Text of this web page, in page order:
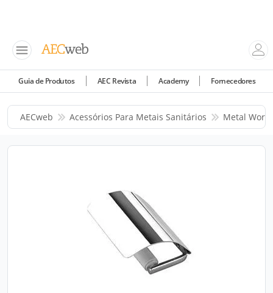
Guia de Produtos AEC Revista Academy Fornecedores
AECweb Acessórios Para Metais Sanitários Metal Works